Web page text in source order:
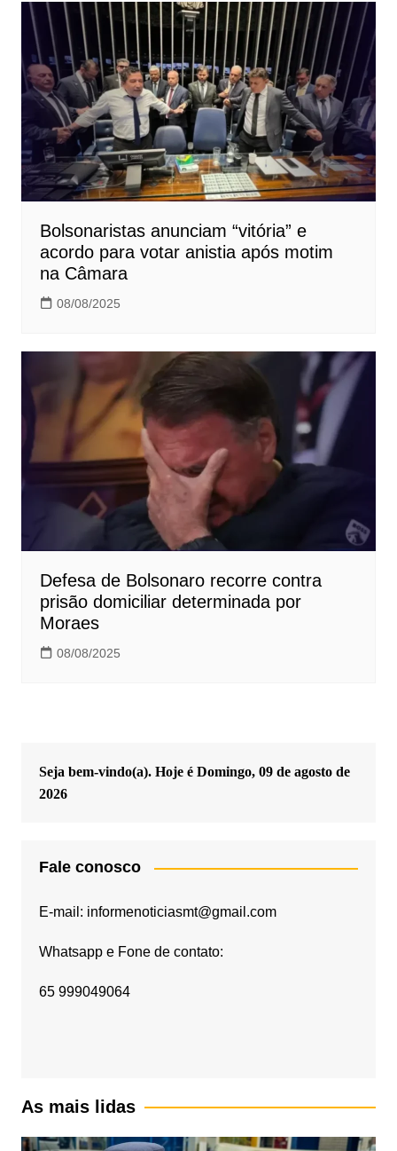
Bolsonaristas anunciam “vitória” e
acordo para votar anistia após motim
na Câmara
08/08/2025
Defesa de Bolsonaro recorre contra
prisão domiciliar determinada por
Moraes
08/08/2025
Seja bem-vindo(a). Hoje é Domingo, 09 de agosto de
2026
Fale conosco
E-mail: informenoticiasmt@gmail.com
Whatsapp e Fone de contato:
65 999049064
As mais lidas